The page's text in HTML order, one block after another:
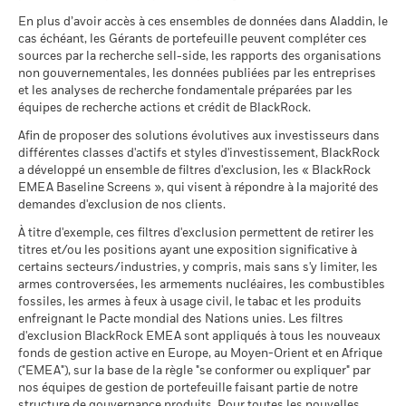
Rendement total (%)
Indice de référence contrainte 1 (%)
2016201720182019202020212022202320242025
-20
End of interactive chart.
Durant cette période, la performance a été réalisée dans des
circonstances qui ne sont plus applicables.
*Le 15/déc./2022, le Fonds a changé de nom et/ou d’objectif
2016 2017 2018 2019 2020 2021
Rendement
total (%)
GBP
1,0 -1,3 5,6 6,2
Indice de
référence
Tension
Ce que vous pourriez obtenir après
Rendement annuel moyen
Défavorable
Ce que vous pourriez obtenir après
Rendement annuel moyen
Intermédiaire
Ce que vous pourriez obtenir après
Rendement annuel moyen
Favorable
Ce que vous pourriez obtenir après
Rendement annuel moyen
Le scénario de tension montre ce que vous pourriez obtenir
dans des situations de marché extrêmes.
prospectus.
Pour consulter les méthodologies MSCI sur lesquelles
reposent les Caractéristiques de durabilité, utilisez les liens
ci-dessous.
Notation des fonds ESG MSCI
au 17/juil./2026
BBB
Pointage de qualité ESG
MSCI (0-10)
au 17/juil./2026
Classification mondiale des
fonds selon Lipper
au 17/juil./2026
Bond Global USD
Moyenne pondérée de
l'intensité carbone MSCI
(tonnes de CO2e/M$ de
ventes)
au 17/juil./2026
MSCI - Armes nucléaires
au 30/juin/2026
0,00%
MSCI - Armes à feu civiles
au 30/juin/2026
0,00%
MSCI - Tabac
au 30/juin/2026
MSCI - Contrevenants au
Pacte mondial des Nations
Unies
au 30/juin/2026
0,00%
MSCI - Charbon thermique
au 30/juin/2026
0,00%
MSCI - Sables bitumineux
au 30/juin/2026
0,00%
Données sur la
participation aux secteurs
3,43%
BlackRock Global Funds - Annual report and
audited financial statements (French)
Sustainability related disclosure - GGBF-AG
(en)
Sustainability related disclosure - GGBF-AG
BlackRock Global Funds - Prospectus (French
- France)
BlackRock Global Funds - Prospectus
(English)
En plus d’avoir accès à ces ensembles de données dans Aladdin, le
cas échéant, les Gérants de portefeuille peuvent compléter ces
sources par la recherche sell-side, les rapports des organisations
non gouvernementales, les données publiées par les entreprises
et les analyses de recherche fondamentale préparées par les
équipes de recherche actions et crédit de BlackRock.
Afin de proposer des solutions évolutives aux investisseurs dans
différentes classes d'actifs et styles d'investissement, BlackRock
a développé un ensemble de filtres d'exclusion, les « BlackRock
EMEA Baseline Screens », qui visent à répondre à la majorité des
demandes d'exclusion de nos clients.
À titre d'exemple, ces filtres d'exclusion permettent de retirer les
titres et/ou les positions ayant une exposition significative à
certains secteurs/industries, y compris, mais sans s'y limiter, les
armes controversées, les armements nucléaires, les combustibles
fossiles, les armes à feux à usage civil, le tabac et les produits
enfreignant le Pacte mondial des Nations unies. Les filtres
d'exclusion BlackRock EMEA sont appliqués à tous les nouveaux
fonds de gestion active en Europe, au Moyen-Orient et en Afrique
("EMEA"), sur la base de la règle "se conformer ou expliquer" par
nos équipes de gestion de portefeuille faisant partie de notre